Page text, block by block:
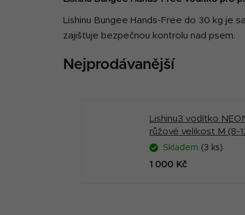
Lishinu Bungee Hands-Free do 30 kg je
zajišťuje bezpečnou kontrolu nad psem.
Nejprodávanější
Lishinu3 vodítko
růžové velikost M (8-
Skladem (3 ks)
1 000 Kč